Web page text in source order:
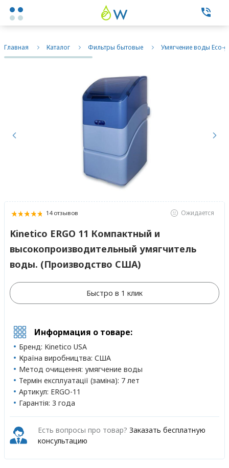
Каталог товаров
Экспертные услуги
Фильтры бытовые
Фильтры промышленные
О нас
Главная Каталог Фильтры бытовые Умягчение воды Eco-
Previous Next
14 отзывов Ожидается
Kinetico ERGO 11 Компактный и
высокопроизводительный умягчитель
воды. (Производство США)
Быстро в 1 клик
Информация о товаре:
Бренд: Kinetico USA
Країна виробництва: США
Метод очищення: умягчение воды
Термін експлуатації (заміна): 7 лет
Артикул: ERGO-11
Гарантія: 3 года
Есть вопросы про товар? Заказать бесплатную
консультацию